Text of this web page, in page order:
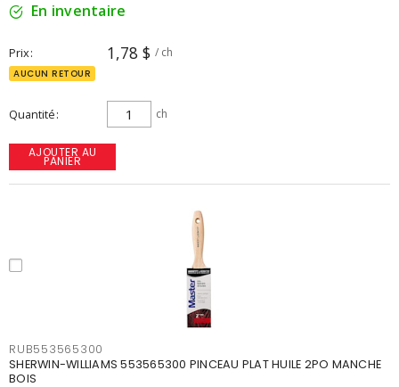
En inventaire
Prix 1,78 $ / ch
AUCUN RETOUR
Quantité ch
AJOUTER AU
PANIER
RUB553565300
SHERWIN-WILLIAMS 553565300 PINCEAU PLAT HUILE 2PO MANCHE
BOIS